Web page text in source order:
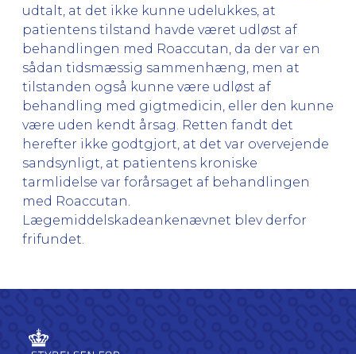
udtalt, at det ikke kunne udelukkes, at
patientens tilstand havde været udløst af
behandlingen med Roaccutan, da der var en
sådan tidsmæssig sammenhæng, men at
tilstanden også kunne være udløst af
behandling med gigtmedicin, eller den kunne
være uden kendt årsag. Retten fandt det
herefter ikke godtgjort, at det var overvejende
sandsynligt, at patientens kroniske
tarmlidelse var forårsaget af behandlingen
med Roaccutan.
Lægemiddelskadeankenævnet blev derfor
frifundet.